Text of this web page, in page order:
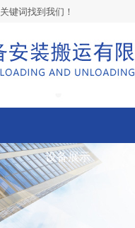
关键词找到我们！
设备展示